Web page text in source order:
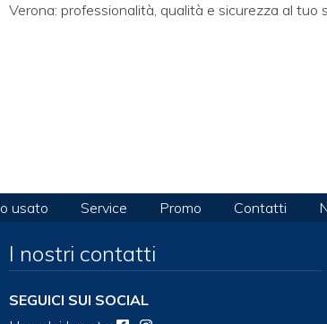
Verona: professionalità, qualità e sicurezza al tuo
usato Service Promo Contatti
I nostri contatti
SEGUICI SUI SOCIAL